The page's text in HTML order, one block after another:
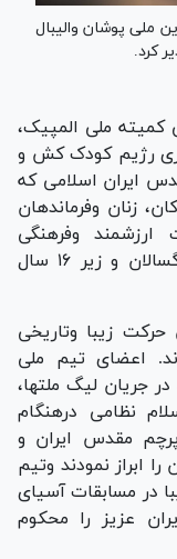
ملی پوشان والیبال
کرد.
کمیته ملی المپیک،
رژیم کودک کش و
ایران اسلامی که
زنان وفرماندهان
وفرهنگی
بازیکنان عزیز والیبال تیم‌های ملی بزرگسالان و زیر ۱۶ سال
زیبا وتاریخی
اعضای تیم ملی
در جریان لیگ ملتها،
نظامی درهنگام
مقدس ایران و
ابراز نمودند وتیم
در مسابقات آسیای
عزیز را محکوم